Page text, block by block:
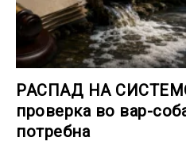
РАСПАД НА
проверка во вар-
потребна